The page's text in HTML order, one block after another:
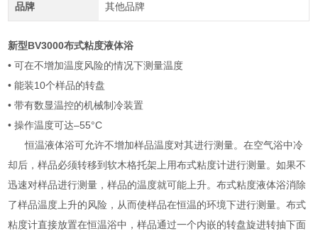
品牌 其他品牌
新型BV3000布式粘度液体浴
• 可在不增加温度风险的情况下测量温度
• 能装10个样品的转盘
• 带有数显温控的机械制冷装置
• 操作温度可达–55°C
恒温液体浴可允许不增加样品温度对其进行测量。在空气浴中冷
却后，样品必须转移到软木格托架上用布式粘度计进行测量。如果不
迅速对样品进行测量，样品的温度就可能上升。布式粘度液体浴消除
了样品温度上升的风险，从而使样品在恒温的环境下进行测量。布式
粘度计直接放置在恒温浴中，样品通过一个内嵌的转盘旋进转抽下面